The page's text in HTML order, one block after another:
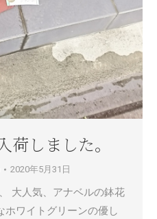
荷しました。
2020年5月31日
大人気、アナベルの鉢花
ホワイトグリーンの優し